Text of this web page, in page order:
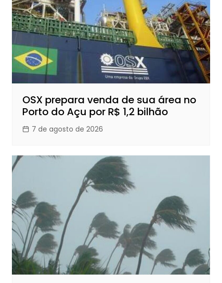
OSX prepara venda de sua área no
Porto do Açu por R$ 1,2 bilhão
7 de agosto de 2026